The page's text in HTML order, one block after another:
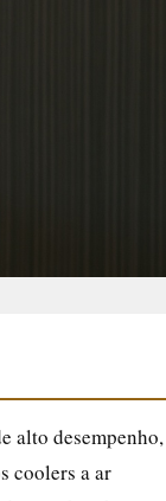
alto desempenho,
coolers a ar